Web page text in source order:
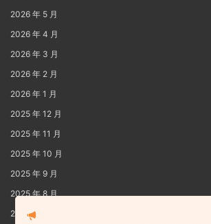
2026 年 5 月
2026 年 4 月
2026 年 3 月
2026 年 2 月
2026 年 1 月
2025 年 12 月
2025 年 11 月
2025 年 10 月
2025 年 9 月
2025 年 8 月
2025 年 7 月